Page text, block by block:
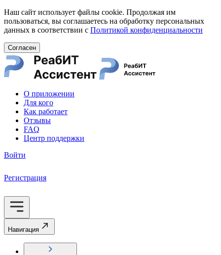
Наш сайт использует файлы cookie. Продолжая им
пользоваться, вы соглашаетесь на обработку персональных
данных в соответствии с Политикой конфиденциальности
Согласен
О приложении
Для кого
Как работает
Отзывы
FAQ
Центр поддержки
Войти
Регистрация
Навигация